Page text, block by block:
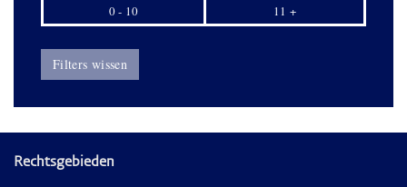
0 - 10 11 +
Filters wissen
Rechtsgebieden